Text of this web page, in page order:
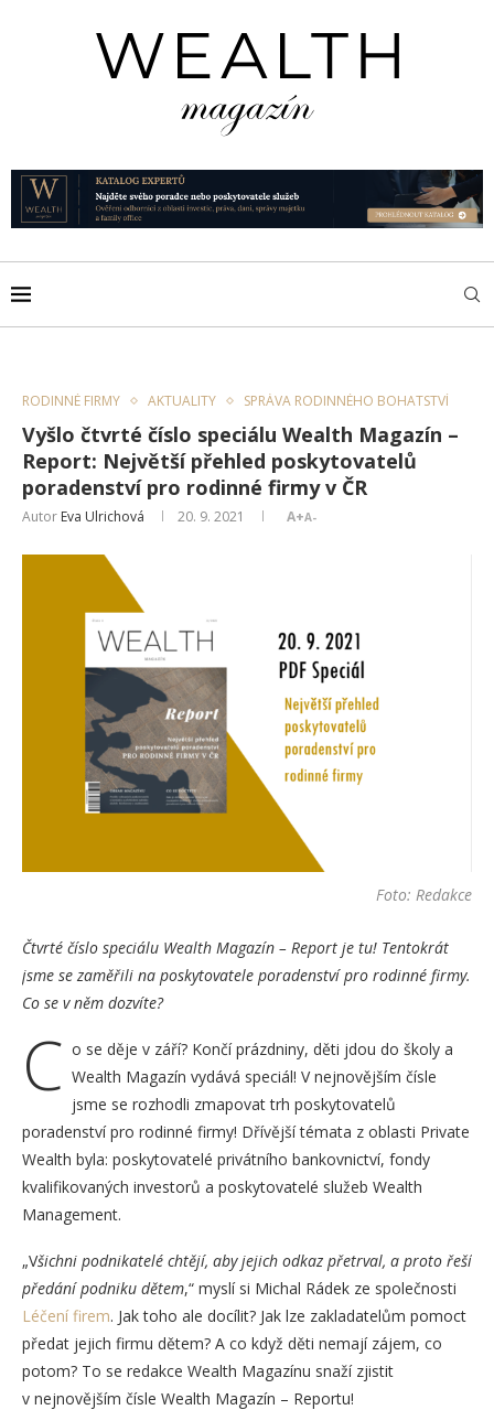
RODINNÉ FIRMY AKTUALITY SPRÁVA RODINNÉHO BOHATSTVÍ
Vyšlo čtvrté číslo speciálu Wealth Magazín –
Report: Největší přehled poskytovatelů
poradenství pro rodinné firmy v ČR
Autor Eva Ulrichová 20. 9. 2021 A+A-
Foto: Redakce
Čtvrté číslo speciálu Wealth Magazín – Report je tu! Tentokrát
jsme se zaměřili na poskytovatele poradenství pro rodinné firmy.
Co se v něm dozvíte?
C o se děje v září? Končí prázdniny, děti jdou do školy a
Wealth Magazín vydává speciál! V nejnovějším čísle
jsme se rozhodli zmapovat trh poskytovatelů
poradenství pro rodinné firmy! Dřívější témata z oblasti Private
Wealth byla: poskytovatelé privátního bankovnictví, fondy
kvalifikovaných investorů a poskytovatelé služeb Wealth
Management.
„Všichni podnikatelé chtějí, aby jejich odkaz přetrval, a proto řeší
předání podniku dětem,“ myslí si Michal Rádek ze společnosti
Léčení firem. Jak toho ale docílit? Jak lze zakladatelům pomoct
předat jejich firmu dětem? A co když děti nemají zájem, co
potom? To se redakce Wealth Magazínu snaží zjistit
v nejnovějším čísle Wealth Magazín – Reportu!